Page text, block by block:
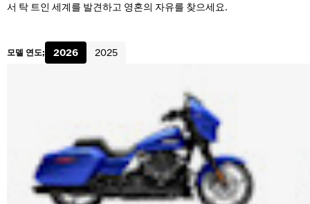
서 탁 트인 세계를 발견하고 영혼의 자유를 찾으세요.
모델 연도; 2026 2025